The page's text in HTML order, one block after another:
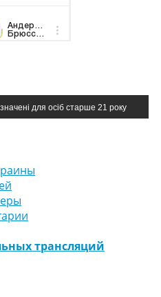
для осіб старше 21 року
трансляций